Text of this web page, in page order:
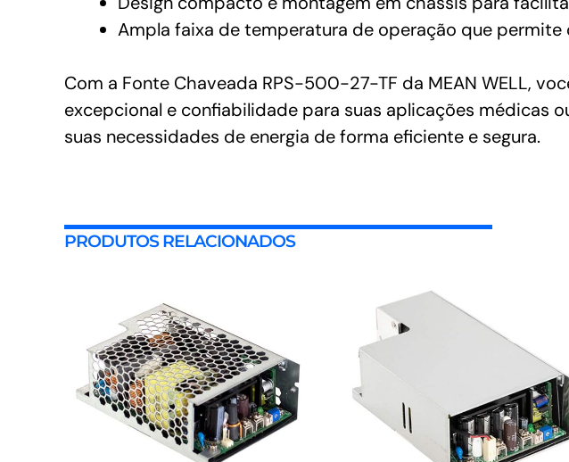
Ampla faixa de temperatura de operação que
Com a Fonte Chaveada RPS-500-27-TF da MEAN WELL,
excepcional e confiabilidade para suas aplicações médicas
suas necessidades de energia de forma eficiente e segura.
PRODUTOS RELACIONADOS